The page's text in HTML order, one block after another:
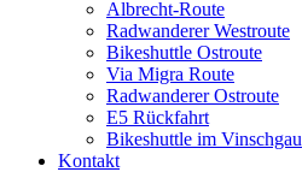
Albrecht-Route
Radwanderer Westroute
Bikeshuttle Ostroute
Via Migra Route
Radwanderer Ostroute
E5 Rückfahrt
Bikeshuttle im Vinschgau
Kontakt